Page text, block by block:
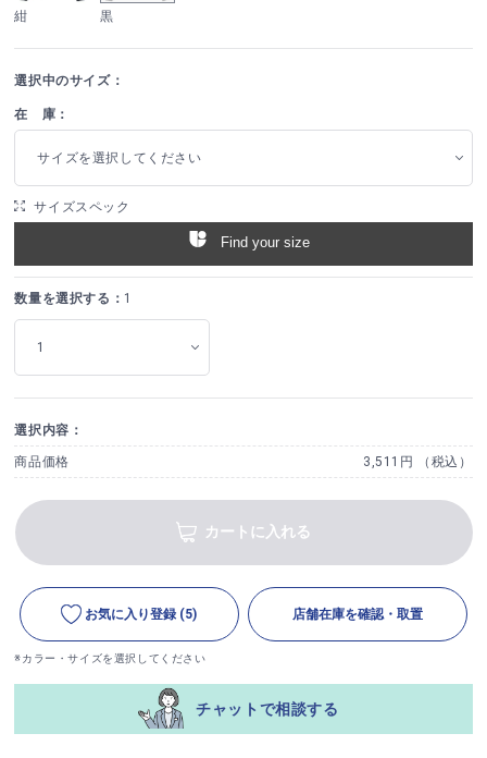
紺 黒
選択中のサイズ：
在 庫：
サイズを選択してください
サイズスペック
Find your size
数量を選択する： 1
選択内容：
商品価格 3,511円 （税込）
カートに入れる
お気に入り登録 (5) 店舗在庫を確認・取置
※カラー・サイズを選択してください
チャットで相談する